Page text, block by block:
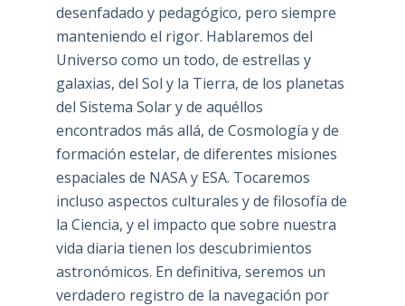
desenfadado y pedagógico, pero siempre
manteniendo el rigor. Hablaremos del
Universo como un todo, de estrellas y
galaxias, del Sol y la Tierra, de los planetas
del Sistema Solar y de aquéllos
encontrados más allá, de Cosmología y de
formación estelar, de diferentes misiones
espaciales de NASA y ESA. Tocaremos
incluso aspectos culturales y de filosofía de
la Ciencia, y el impacto que sobre nuestra
vida diaria tienen los descubrimientos
astronómicos. En definitiva, seremos un
verdadero registro de la navegación por